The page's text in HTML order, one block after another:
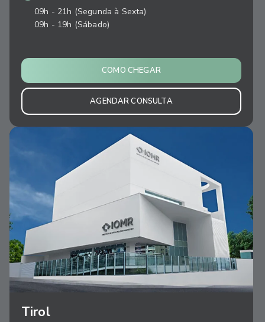
09h - 21h (Segunda à Sexta)
09h - 19h (Sábado)
COMO CHEGAR
AGENDAR CONSULTA
Tirol